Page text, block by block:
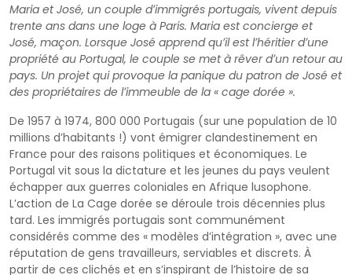
Maria et José, un couple dʼimmigrés portugais, vivent depuis
trente ans dans une loge à Paris. Maria est concierge et
José, maçon. Lorsque José apprend quʼil est lʼhéritier dʼune
propriété au Portugal, le couple se met à rêver dʼun retour au
pays. Un projet qui provoque la panique du patron de José et
des propriétaires de lʼimmeuble de la « cage dorée ».
De 1957 à 1974, 800 000 Portugais (sur une population de 10
millions dʼhabitants !) vont émigrer clandestinement en
France pour des raisons politiques et économiques. Le
Portugal vit sous la dictature et les jeunes du pays veulent
échapper aux guerres coloniales en Afrique lusophone.
Lʼaction de La Cage dorée se déroule trois décennies plus
tard. Les immigrés portugais sont communément
considérés comme des « modèles dʼintégration », avec une
réputation de gens travailleurs, serviables et discrets. À
partir de ces clichés et en sʼinspirant de lʼhistoire de sa